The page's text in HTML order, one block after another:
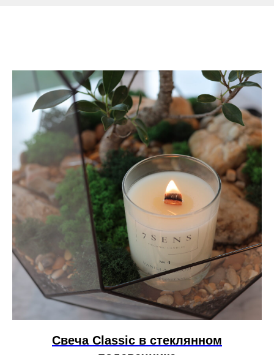
Свеча Сlassic в стеклянном